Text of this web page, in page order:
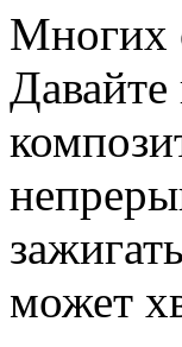
Многих
Давайте
может